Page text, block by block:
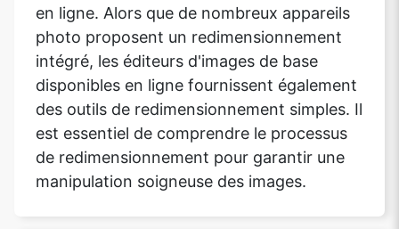
en ligne. Alors que de nombreux appareils
photo proposent un redimensionnement
intégré, les éditeurs d'images de base
disponibles en ligne fournissent également
des outils de redimensionnement simples. Il
est essentiel de comprendre le processus
de redimensionnement pour garantir une
manipulation soigneuse des images.